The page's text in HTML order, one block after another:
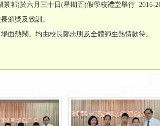
景邨)於六月三十日(星期五)假學校禮堂舉行 2016-
頒獎及致訓。
面熱鬧。均由校長鄭志明及全體師生熱情款待。